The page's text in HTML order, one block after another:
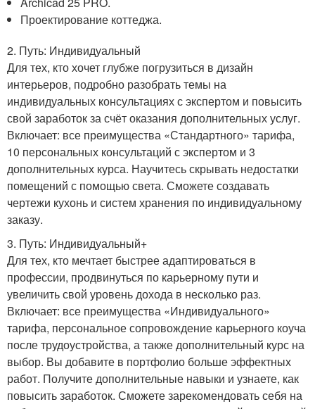
Проектирование коттеджа.
2. Путь: Индивидуальный
Для тех, кто хочет глубже погрузиться в дизайн
интерьеров, подробно разобрать темы на
индивидуальных консультациях с экспертом и повысить
свой заработок за счёт оказания дополнительных услуг.
Включает: все преимущества «Стандартного» тарифа,
10 персональных консультаций с экспертом и 3
дополнительных курса. Научитесь скрывать недостатки
помещений с помощью света. Сможете создавать
чертежи кухонь и систем хранения по индивидуальному
заказу.
3. Путь: Индивидуальный+
Для тех, кто мечтает быстрее адаптироваться в
профессии, продвинуться по карьерному пути и
увеличить свой уровень дохода в несколько раз.
Включает: все преимущества «Индивидуального»
тарифа, персональное сопровождение карьерного коуча
после трудоустройства, а также дополнительный курс на
выбор. Вы добавите в портфолио больше эффектных
работ. Получите дополнительные навыки и узнаете, как
повысить заработок. Сможете зарекомендовать себя на